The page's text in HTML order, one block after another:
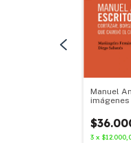
Manuel
imágenes
3 x